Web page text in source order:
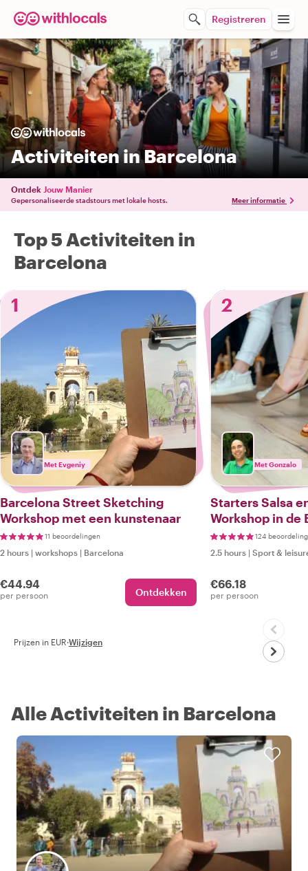
Registreren
Activiteiten in Barcelona
Ontdek Jouw Manier
Gepersonaliseerde stadstours met lokale hosts. Meer informatie
Top 5 Activiteiten in
Barcelona
1
Met Evgeniy
Barcelona Street Sketching
Workshop met een kunstenaar
11 beoordelingen
2 hours | workshops | Barcelona
€44.94
per persoon Ontdekken
2
Met Gonzalo
Starters Salsa
Workshop in de
Nuitsfeer
124
2.5 hours | Sport &
€66.18
per persoon
Prijzen in EUR·Wijzigen
Alle Activiteiten in Barcelona